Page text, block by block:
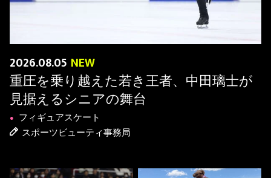
2026.08.05 NEW
重圧を乗り越えた若き王者、中田璃士が
見据えるシニアの舞台
●
フィギュアスケート
スポーツビューティ事務局